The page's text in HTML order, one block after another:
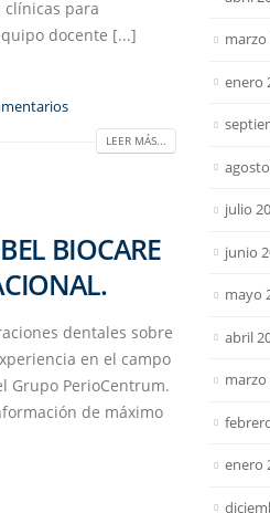
clínicas para
docente [...]
LEER MÁS...
BIOCARE
dentales sobre
en el campo
Grupo PerioCentrum.
de máximo
marzo
enero
julio
junio
mayo
abril
marzo
enero